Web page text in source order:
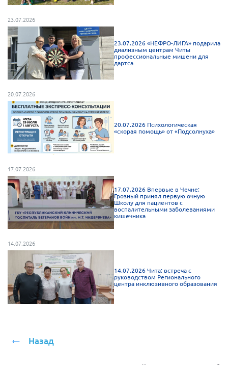
Всероссийская онлайн конференция
"Рассеянный склероз. XX лет работы
ОООИБРС" (25-29.08.2020)
Всероссийская конференция-тренинг
"Рассеянный склероз: новые реалии" (26-
29.05.2022)
Общероссийская РС
Алтайский край
Архангельская область
Брянская область
Владимирская область
Волгоградская область
Ивановская область
Калининградская область
Кемеровская область
Кировская область
Липецкая область
23.07.2026
23.07.2026 «НЕФРО-ЛИГА» подарила
диализным центрам Читы
профессиональные мишени для
дартса
20.07.2026
20.07.2026 Психологическая
«скорая помощь» от «Подсолнуха»
17.07.2026
17.07.2026 Впервые в Чечне:
Грозный принял первую очную
Школу для пациентов с
воспалительными заболеваниями
кишечника
14.07.2026
14.07.2026 Чита: встреча с
руководством Регионального
центра инклюзивного образования
Назад